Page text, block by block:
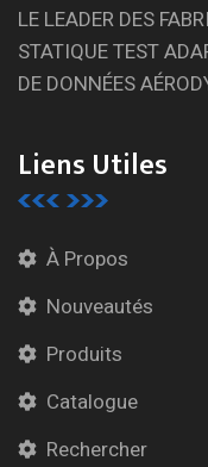
LE LEADER DES
STATIQUE TEST
DE DONNÉES
Liens Utiles
À Propos
Nouveautés
Produits
Catalogue
Rechercher